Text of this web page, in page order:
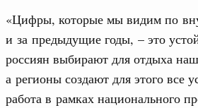
«Цифры, которые мы видим по
и за предыдущие годы, – это
россиян выбирают для отдыха
а регионы создают для этого
работа в рамках национального
Благотворительность
поздравила
Правительства Татьяна Голикова